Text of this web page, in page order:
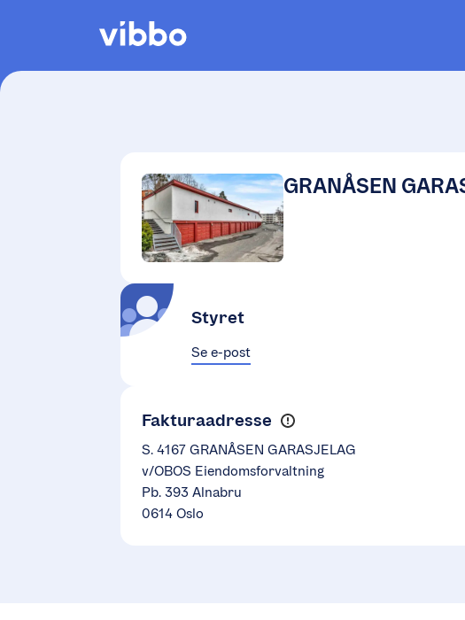
GRANÅSEN
Styret
Se e-post
Fakturaadresse
S. 4167 GRANÅSEN GARASJELAG
v/OBOS Eiendomsforvaltning
Pb. 393 Alnabru
0614 Oslo